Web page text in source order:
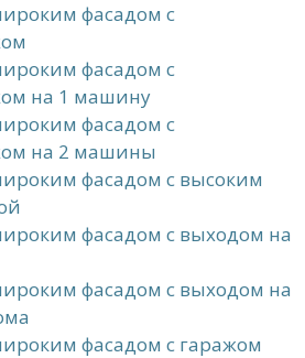
фасадом с
фасадом с
на 1 машину
фасадом с
на 2 машины
фасадом с высоким
фасадом с выходом на
фасадом с выходом на
фасадом с гаражом